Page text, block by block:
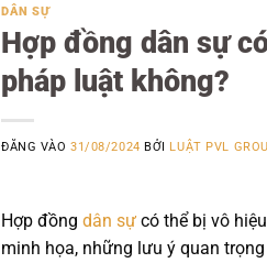
DÂN SỰ
Hợp đồng dân sự
pháp luật không?
ĐĂNG VÀO31/08/2024 BỞI LUẬT PVL
Hợp đồng dân sự có thể bị vô
minh họa, những lưu ý quan